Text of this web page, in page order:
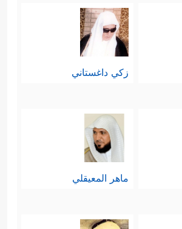
زكي داغستاني
ماهر المعيقلي